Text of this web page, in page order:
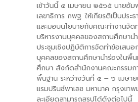
-- รายงานผล กขศ.สพท.
-- เอกสารเผยแพร่
เกี่ยวกับเรา
-- รู้จัก พื้นที่นวัตกรรมการศึก
เช้าวันนี้ ๔ เมษายน ๒๕๖๕ นายอัม
เลขาธิการ กพฐ. ให้เกียรติเป็นประ
และมอบนโยบายกับคณะทำงานจัด
บริหารงานบุคคลของสถานศึกษาน
ประชุมเชิงปฏิบัติการจัดทําข้อเสนอ
บุคคลของสถานศึกษานําร่องในพื้
ศึกษา สังกัดสํานักงานคณะกรรมก
พื้นฐาน ระหว่างวันที่ ๔ – ๖ เมษ
แรมปรินซ์พาเลซ มหานาค กรุงเทพ
ละเอียดสามารถสรุปได้ดังต่อไปนี้